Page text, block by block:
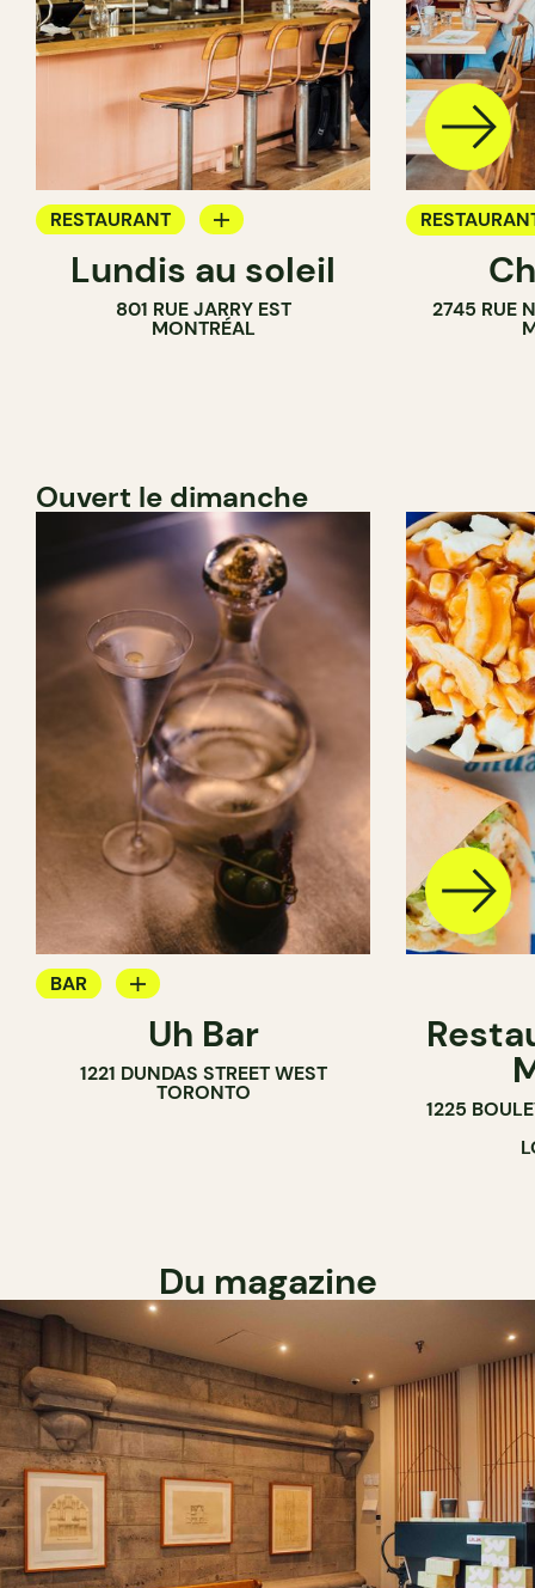
RESTAURANT
BAR À VIN
Lundis au soleil
801 RUE JARRY EST
MONTRÉAL
2745 RUE
Ouvert le dimanche
BAR
BAR À COCKTAILUh Bar
1221 DUNDAS STREET WEST
TORONTO
1225
Du magazine